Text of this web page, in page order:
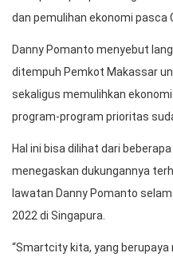
dan pemulihan ekonomi pasca
Danny Pomanto menyebut
ditempuh Pemkot Makassar
sekaligus memulihkan
program-program prioritas
Hal ini bisa dilihat dari
menegaskan dukungannya
lawatan Danny Pomanto
2022 di Singapura.
“Smartcity kita, yang